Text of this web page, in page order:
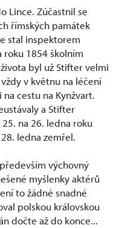
Lince. Zúčastnil se
římských památek
stal inspektorem
roku 1854 školním
byl už Stifter velmi
v květnu na léčení
na cestu na Kynžvart.
a Stifter
na 26. ledna roku
ledna zemřel.
výchovný
myšlenky aktérů
to žádné snadné
polskou královskou
dočte až do konce...